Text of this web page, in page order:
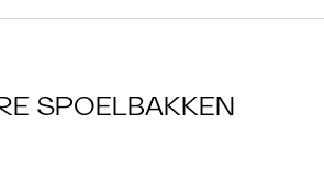
SPOELBAKKEN